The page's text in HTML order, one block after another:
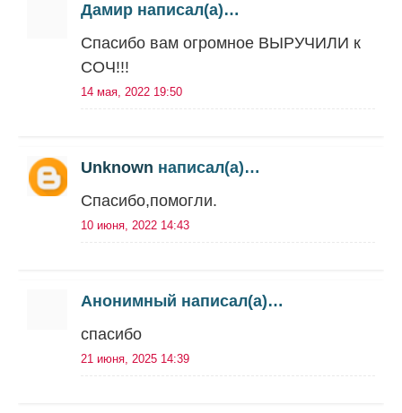
Дамир написал(а)…
Спасибо вам огромное ВЫРУЧИЛИ к
СОЧ!!!
14 мая, 2022 19:50
Unknown написал(а)…
Спасибо,помогли.
10 июня, 2022 14:43
Анонимный написал(а)…
спасибо
21 июня, 2025 14:39